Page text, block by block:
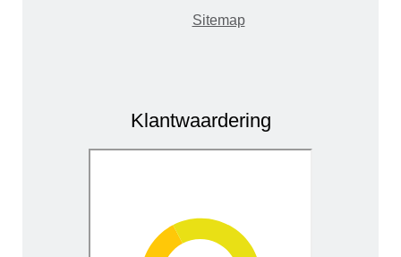
Sitemap
Klantwaardering